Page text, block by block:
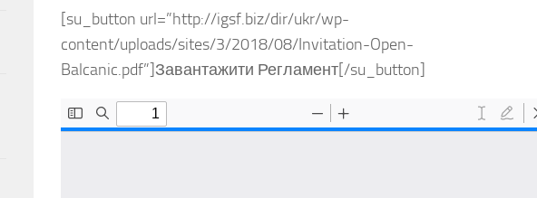
[su_button url=”http://igsf.biz/dir/ukr/wp-
content/uploads/sites/3/2018/08/Invitation-Open-
Balcanic.pdf”]Завантажити Регламент[/su_button]